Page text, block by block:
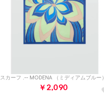
スカーフ .-- MODENA （ミディアムブルー）
￥2,090